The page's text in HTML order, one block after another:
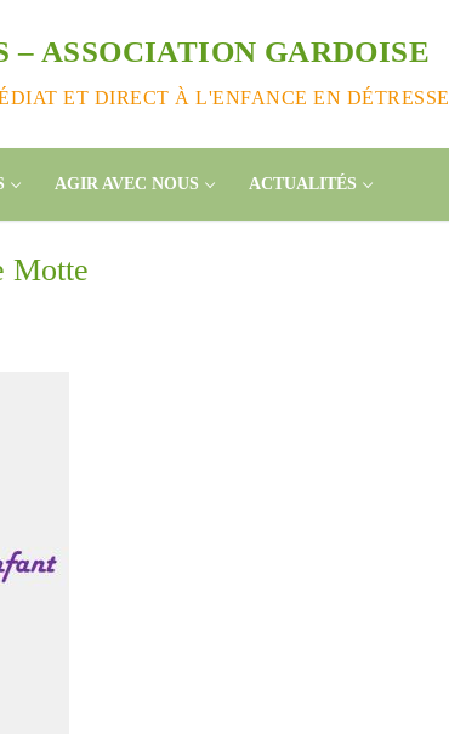
– ASSOCIATION GARDOISE
ET DIRECT À L'ENFANCE EN DÉTRESSE
AGIR AVEC NOUS ACTUALITÉS
Motte